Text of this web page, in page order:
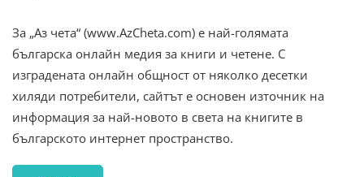
За „Аз чета“ (www.AzCheta.com) е най-голямата
българска онлайн медия за книги и четене. С
изградената онлайн общност от няколко десетки
хиляди потребители, сайтът е основен източник на
информация за най-новото в света на книгите в
българското интернет пространство.